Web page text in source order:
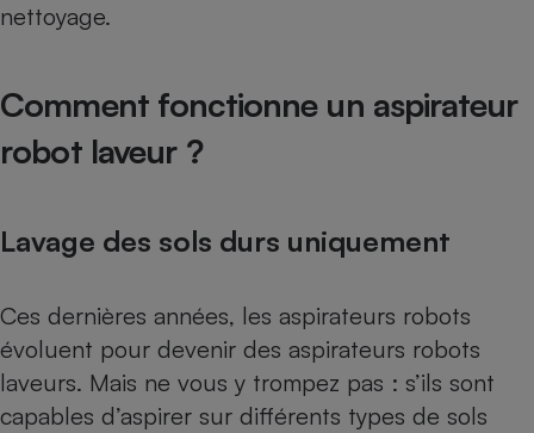
nettoyage.
Comment fonctionne un aspirateur
robot laveur ?
Lavage des sols durs uniquement
Ces dernières années, les aspirateurs robots
évoluent pour devenir des aspirateurs robots
laveurs. Mais ne vous y trompez pas : s’ils sont
capables d’aspirer sur différents types de sols